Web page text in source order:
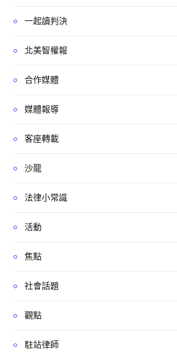
一起讀判決
北美智權報
合作媒體
媒體報導
客座轉載
沙龍
法律小常識
活動
焦點
社會話題
觀點
駐站律師